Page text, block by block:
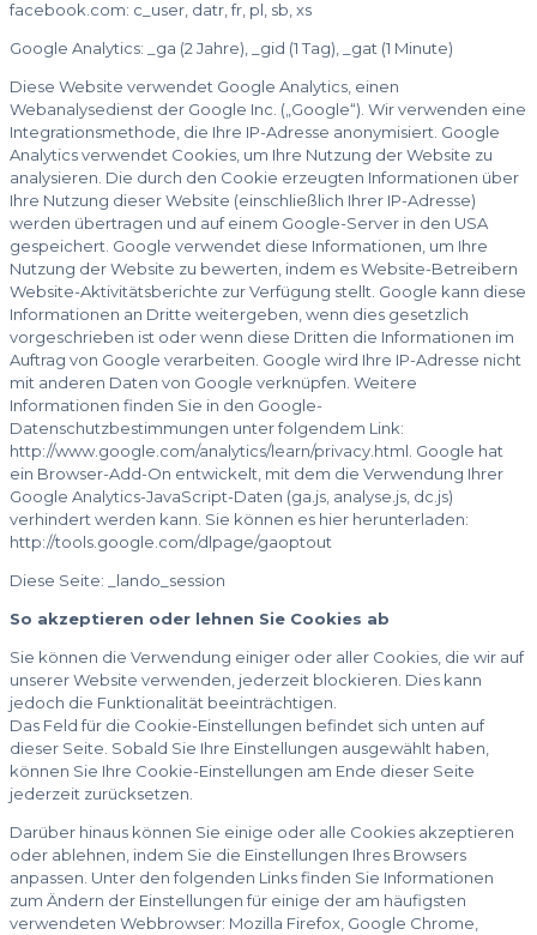
facebook.com: c_user, datr, fr, pl, sb, xs
Google Analytics: _ga (2 Jahre), _gid (1 Tag), _gat (1 Minute)
Diese Website verwendet Google Analytics, einen
Webanalysedienst der Google Inc. („Google“). Wir verwenden eine
Integrationsmethode, die Ihre IP-Adresse anonymisiert. Google
Analytics verwendet Cookies, um Ihre Nutzung der Website zu
analysieren. Die durch den Cookie erzeugten Informationen über
Ihre Nutzung dieser Website (einschließlich Ihrer IP-Adresse)
werden übertragen und auf einem Google-Server in den USA
gespeichert. Google verwendet diese Informationen, um Ihre
Nutzung der Website zu bewerten, indem es Website-Betreibern
Website-Aktivitätsberichte zur Verfügung stellt. Google kann diese
Informationen an Dritte weitergeben, wenn dies gesetzlich
vorgeschrieben ist oder wenn diese Dritten die Informationen im
Auftrag von Google verarbeiten. Google wird Ihre IP-Adresse nicht
mit anderen Daten von Google verknüpfen. Weitere
Informationen finden Sie in den Google-
Datenschutzbestimmungen unter folgendem Link:
http://www.google.com/analytics/learn/privacy.html. Google hat
ein Browser-Add-On entwickelt, mit dem die Verwendung Ihrer
Google Analytics-JavaScript-Daten (ga.js, analyse.js, dc.js)
verhindert werden kann. Sie können es hier herunterladen:
http://tools.google.com/dlpage/gaoptout
Diese Seite: _lando_session
So akzeptieren oder lehnen Sie Cookies ab
Sie können die Verwendung einiger oder aller Cookies, die wir auf
unserer Website verwenden, jederzeit blockieren. Dies kann
jedoch die Funktionalität beeinträchtigen.
Das Feld für die Cookie-Einstellungen befindet sich unten auf
dieser Seite. Sobald Sie Ihre Einstellungen ausgewählt haben,
können Sie Ihre Cookie-Einstellungen am Ende dieser Seite
jederzeit zurücksetzen.
Darüber hinaus können Sie einige oder alle Cookies akzeptieren
oder ablehnen, indem Sie die Einstellungen Ihres Browsers
anpassen. Unter den folgenden Links finden Sie Informationen
zum Ändern der Einstellungen für einige der am häufigsten
verwendeten Webbrowser: Mozilla Firefox, Google Chrome,